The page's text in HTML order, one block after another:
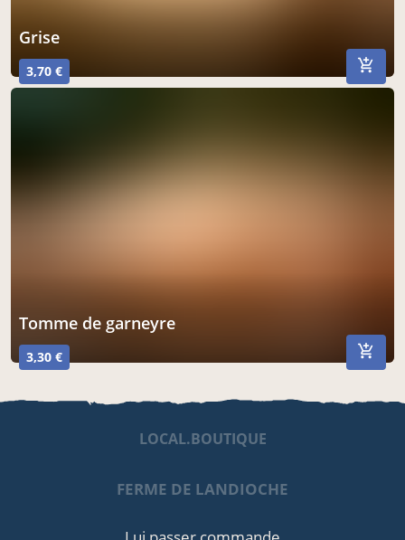
grise
3,70 €
tomme de garneyre
3,30 €
LOCAL.BOUTIQUE
FERME DE LANDIOCHE